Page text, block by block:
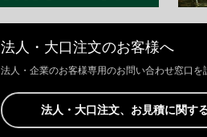
法人・大口注文のお客様へ
法人・企業のお客様専用のお問い合わせ窓口を
法人・大口注文、お見積に関す